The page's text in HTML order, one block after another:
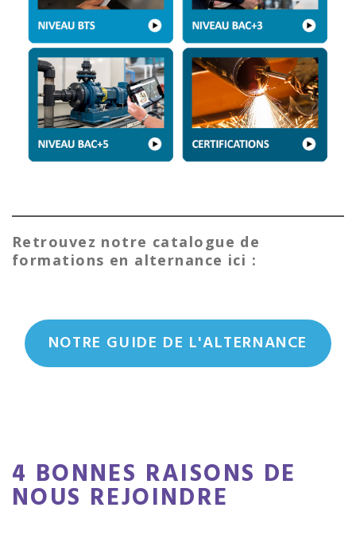
Retrouvez notre catalogue de
formations en alternance ici :
NOTRE GUIDE DE L'ALTERNANCE
4 BONNES RAISONS DE
NOUS REJOINDRE